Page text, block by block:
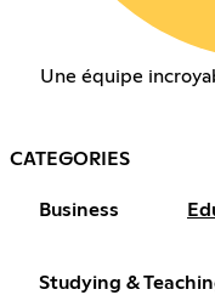
Une équipe
CATEGORIES
Business
Studying &